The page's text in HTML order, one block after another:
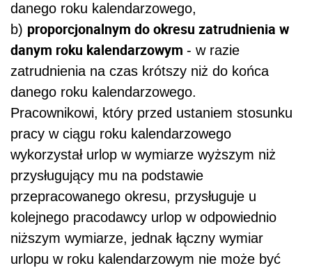
danego roku kalendarzowego,
b) proporcjonalnym do okresu zatrudnienia w
danym roku kalendarzowym - w razie
zatrudnienia na czas krótszy niż do końca
danego roku kalendarzowego.
Pracownikowi, który przed ustaniem stosunku
pracy w ciągu roku kalendarzowego
wykorzystał urlop w wymiarze wyższym niż
przysługujący mu na podstawie
przepracowanego okresu, przysługuje u
kolejnego pracodawcy urlop w odpowiednio
niższym wymiarze, jednak łączny wymiar
urlopu w roku kalendarzowym nie może być